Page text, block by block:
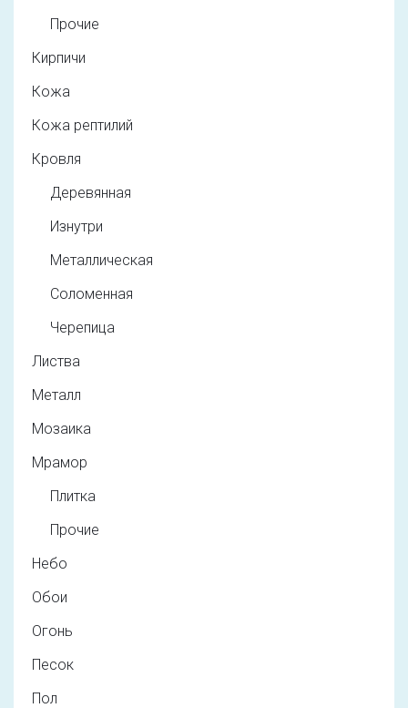
Прочие
Кирпичи
Кожа
Кожа рептилий
Кровля
Деревянная
Изнутри
Металлическая
Соломенная
Черепица
Листва
Металл
Мозаика
Мрамор
Плитка
Прочие
Небо
Обои
Огонь
Песок
Пол